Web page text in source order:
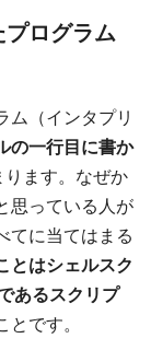
ログラム
ム（インタプリ
の一行目に書か
ります。なぜか
思っている人が
てに当てはまる
とはシェルスク
あるスクリプ
とです。